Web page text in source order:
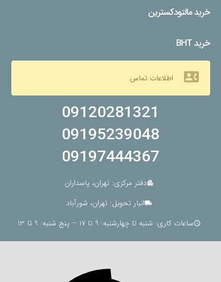
خرید مالتودکسترین
خرید BHT
contact_phone اطلاعات تماس
09120281321
09195239048
09197444367
apartmentدفتر مرکزی: تهران، پاسداران
local_shippingانبار تحویل: تهران، شورآباد
scheduleساعات کاری: شنبه تا چهارشنبه: 9 تا 17 – پنج شنبه: 9 تا 13